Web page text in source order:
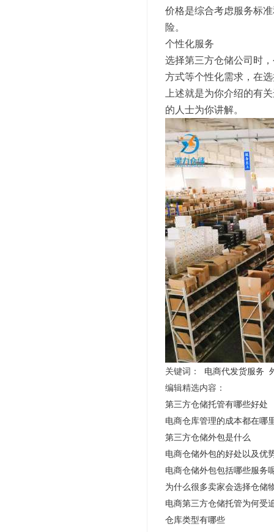
价格是综合考虑服务标
险。
个性化服务
选择第三方仓储公司时
方式等个性化需求，在
上述就是为你介绍的有
的人士为你讲解。
关键词： 电商代发货服务
编辑精选内容：
第三方仓储托管有哪些好处
电商仓库管理的成本都在哪
第三方仓储外包是什么
电商仓储外包的好处以及优
电商仓储外包包括哪些服务
为什么很多卖家会选择仓储
电商第三方仓储托管为何受
仓库类型有哪些